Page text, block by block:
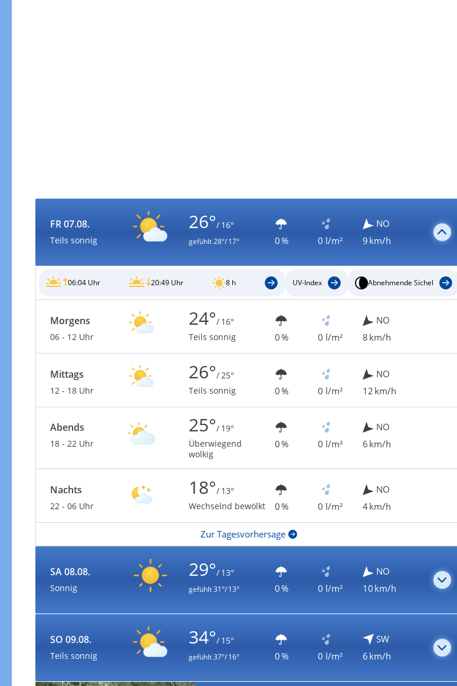
FR 07.08.
Teils sonnig
26°/ 16°
gefühlt28°/ 17° 0 % 0 l/m²
NO
9 km/h
06:04 Uhr 20:49 Uhr 8 h UV-Index Abnehmende Sichel
Morgens
06 - 12 Uhr
24°/ 16°
Teils sonnig
0 % 0 l/m²
NO
8 km/h
Mittags
12 - 18 Uhr
26°/ 25°
Teils sonnig
0 % 0 l/m²
NO
12 km/h
Abends
18 - 22 Uhr
25°/ 19°
Überwiegend
wolkig
0 % 0 l/m²
NO
6 km/h
Nachts
22 - 06 Uhr
18°/ 13°
Wechselnd bewölkt
0 % 0 l/m²
NO
4 km/h
Zur Tagesvorhersage
SA 08.08.
Sonnig
29°/ 13°
gefühlt31°/ 13° 0 % 0 l/m²
NO
10 km/h
SO 09.08.
Teils sonnig
34°/ 15°
gefühlt37°/ 16° 0 % 0 l/m²
SW
6 km/h